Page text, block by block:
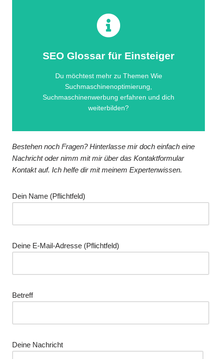
SEO Glossar für Einsteiger
Du möchtest mehr zu Themen Wie
Suchmaschinenoptimierung,
Suchmaschinenwerbung erfahren und dich
weiterbilden?
Lerne die Begriffe im Glossar
kennen
erhältst du hier im Überblick.
Click Here
Bestehen noch Fragen? Hinterlasse mir doch einfach eine
Nachricht oder nimm mit mir über das Kontaktformular
Kontakt auf. Ich helfe dir mit meinem Expertenwissen.
Dein Name (Pflichtfeld)
Deine E-Mail-Adresse (Pflichtfeld)
Betreff
Deine Nachricht